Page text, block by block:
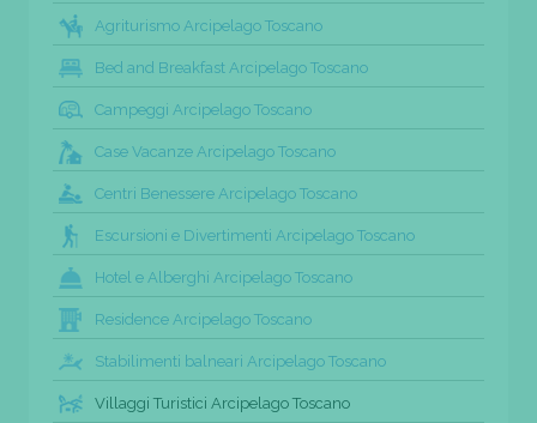
Agriturismo Arcipelago Toscano
Bed and Breakfast Arcipelago Toscano
Campeggi Arcipelago Toscano
Case Vacanze Arcipelago Toscano
Centri Benessere Arcipelago Toscano
Escursioni e Divertimenti Arcipelago Toscano
Hotel e Alberghi Arcipelago Toscano
Residence Arcipelago Toscano
Stabilimenti balneari Arcipelago Toscano
Villaggi Turistici Arcipelago Toscano